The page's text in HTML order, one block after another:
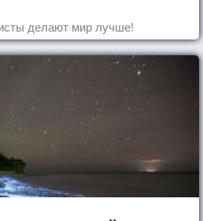
делают мир лучше!